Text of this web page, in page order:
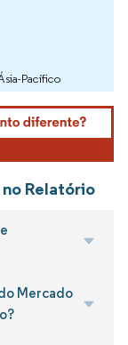
Pacífico
Relatório
Mercado